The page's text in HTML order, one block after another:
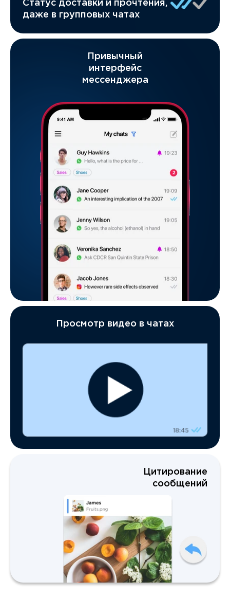
Привычный
интерфейс
мессенджера
Просмотр видео в чатах
Статус доставки и прочтения,
даже в групповых чатах
Цитирование
сообщений